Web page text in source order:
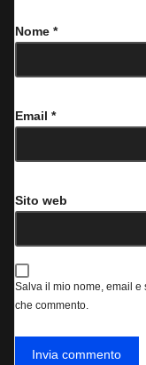
Nome *
Email *
Sito web
Salva il mio nome, email e
che commento.